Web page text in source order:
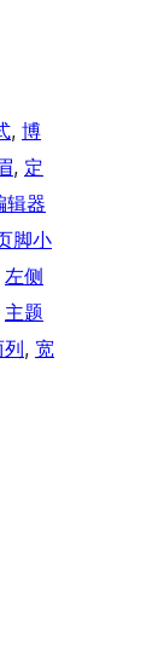
, 博
, 定
辑器
脚小
左侧
主题
列, 宽